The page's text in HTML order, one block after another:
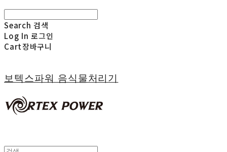
Search 검색
Log In 로그인
Cart장바구니
보텍스파워 음식물처리기